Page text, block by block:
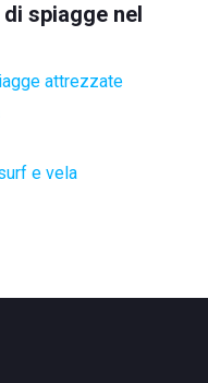
spiagge nel
attrezzate
e vela